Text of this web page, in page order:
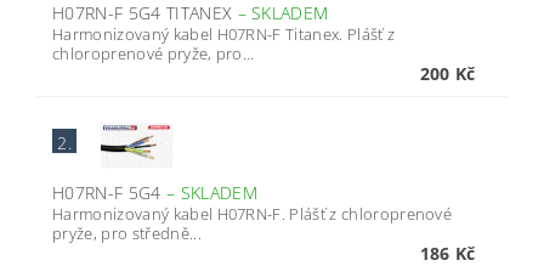
H07RN-F 5G4 TITANEX –SKLADEM
Harmonizovaný kabel H07RN-F Titanex. Plášť z
chloroprenové pryže, pro...
200 Kč
2.
H07RN-F 5G4 – SKLADEM
Harmonizovaný kabel H07RN-F. Plášť z chloroprenové
pryže, pro středně...
186 Kč